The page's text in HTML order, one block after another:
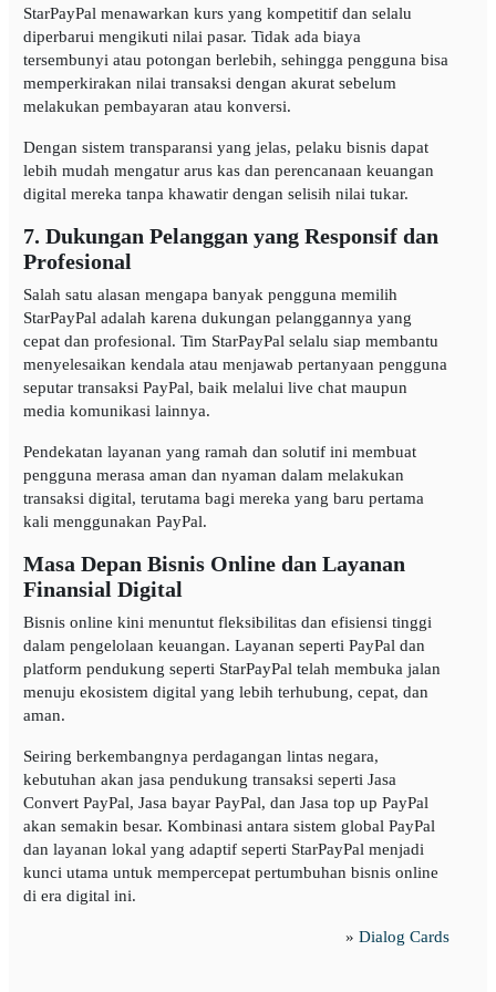
StarPayPal menawarkan kurs yang kompetitif dan selalu
diperbarui mengikuti nilai pasar. Tidak ada biaya
tersembunyi atau potongan berlebih, sehingga pengguna bisa
memperkirakan nilai transaksi dengan akurat sebelum
melakukan pembayaran atau konversi.
Dengan sistem transparansi yang jelas, pelaku bisnis dapat
lebih mudah mengatur arus kas dan perencanaan keuangan
digital mereka tanpa khawatir dengan selisih nilai tukar.
7. Dukungan Pelanggan yang Responsif dan
Profesional
Salah satu alasan mengapa banyak pengguna memilih
StarPayPal adalah karena dukungan pelanggannya yang
cepat dan profesional. Tim StarPayPal selalu siap membantu
menyelesaikan kendala atau menjawab pertanyaan pengguna
seputar transaksi PayPal, baik melalui live chat maupun
media komunikasi lainnya.
Pendekatan layanan yang ramah dan solutif ini membuat
pengguna merasa aman dan nyaman dalam melakukan
transaksi digital, terutama bagi mereka yang baru pertama
kali menggunakan PayPal.
Masa Depan Bisnis Online dan Layanan
Finansial Digital
Bisnis online kini menuntut fleksibilitas dan efisiensi tinggi
dalam pengelolaan keuangan. Layanan seperti PayPal dan
platform pendukung seperti StarPayPal telah membuka jalan
menuju ekosistem digital yang lebih terhubung, cepat, dan
aman.
Seiring berkembangnya perdagangan lintas negara,
kebutuhan akan jasa pendukung transaksi seperti Jasa
Convert PayPal, Jasa bayar PayPal, dan Jasa top up PayPal
akan semakin besar. Kombinasi antara sistem global PayPal
dan layanan lokal yang adaptif seperti StarPayPal menjadi
kunci utama untuk mempercepat pertumbuhan bisnis online
di era digital ini.
» Dialog Cards